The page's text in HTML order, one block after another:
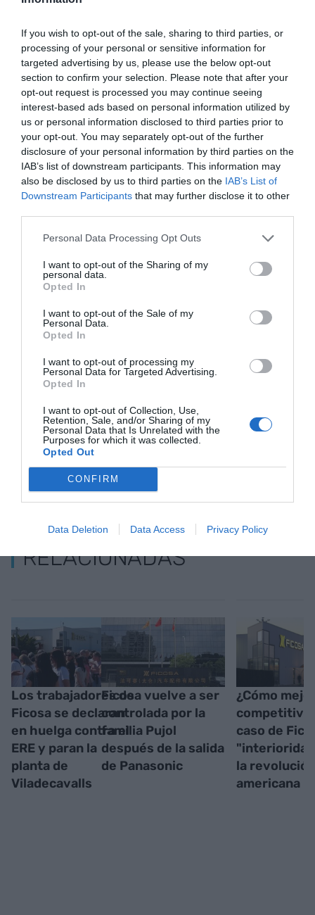
If you wish to opt-out of the sale, sharing to third parties, or
processing of your personal or sensitive information for
targeted advertising by us, please use the below opt-out
section to confirm your selection. Please note that after your
opt-out request is processed you may continue seeing
interest-based ads based on personal information utilized by
us or personal information disclosed to third parties prior to
your opt-out. You may separately opt-out of the further
disclosure of your personal information by third parties on the
IAB’s list of downstream participants. This information may
also be disclosed by us to third parties on the IAB’s List of
Downstream Participants that may further disclose it to other
Personal Data Processing Opt Outs
I want to opt-out of the Sharing of my
personal data.
Opted In
I want to opt-out of the Sale of my
Personal Data.
Opted In
I want to opt-out of processing my
Personal Data for Targeted Advertising.
Opted In
I want to opt-out of Collection, Use,
Retention, Sale, and/or Sharing of my
Personal Data that Is Unrelated with the
Purposes for which it was collected.
Opted Out
CONFIRM
Data Deletion Data Access Privacy Policy
Los trabajadores de Ficosa se
declaran en huelga contra el ERE y
paran la planta de Viladecavalls
En paralelo al acuerdo, se establece un
expediente de regulación temporal de empleo
(ERTE) para 38 personas en el área de ingeniería,
a partir del 1 de septiembre hasta el 30 de junio de
2027, que se amplía a 275 personas para repartir
“solidariamente” entre toda la plantilla, lo que
mes por persona. La empresa complementará la
prestación de desempleo de las personas
afectadas por el ERTE para asegurar entre el 65%
de Google de forma gratuita
Mantente informado con las últimas noticias de
actualidad
RELACIONADAS
Los trabajadores de
Ficosa se declaran
en huelga contra el
ERE y paran la
planta de
Viladecavalls
Ficosa vuelve a ser
controlada por la
familia Pujol
después de la salida
de Panasonic
¿Cómo
caso de
la revolución
americana